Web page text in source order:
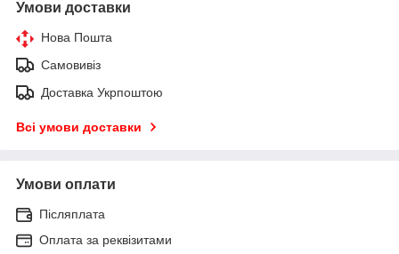
Умови доставки
Нова Пошта
Самовивіз
Доставка Укрпоштою
Всі умови доставки
Умови оплати
Післяплата
Оплата за реквізитами